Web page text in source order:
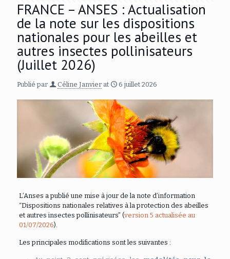
FRANCE – ANSES : Actualisation
de la note sur les dispositions
nationales pour les abeilles et
autres insectes pollinisateurs
(Juillet 2026)
Publié par Céline Janvier at 6 juillet 2026
L’Anses a publié une mise à jour de la note d’information
“Dispositions nationales relatives à la protection des abeilles
et autres insectes pollinisateurs” (version 5 actualisée au
01/07/2026).
Les principales modifications sont les suivantes :